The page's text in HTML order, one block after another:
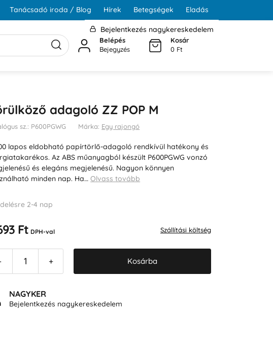
Tanácsadó iroda / Blog Hírek Betegségek Eladás
Bejelentkezés nagykereskedelem
Belépés
Bejegyzés
Kosár
0 Ft
adagoló ZZ POP M
sz.: P600PGWG Márka: Egy rajongó
lapos eldobható papírtörlő-adagoló rendkívül hatékony és
Az ABS műanyagból készült P600PGWG vonzó
és elegáns megjelenésű. Nagyon könnyen
minden nap. Ha…Olvass tovább
2-4 nap
Ft DPH-val Szállítási költség
+ Kosárba
NAGYKER
Bejelentkezés nagykereskedelem